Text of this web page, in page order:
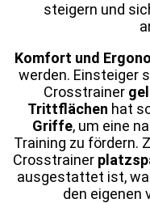
steigern und
Komfort und
werden. Einsteiger
Crosstrainer
Trittflächen hat
Griffe, um eine
Training zu fördern.
Crosstrainer
ausgestattet ist,
den eigenen